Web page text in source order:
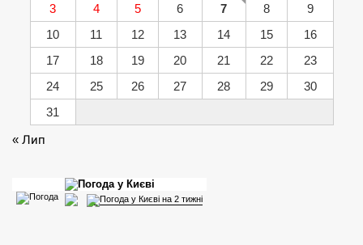
3
4 5 6 7 8
9
10
11 12 13 14 15
16
17
18 19 20 21 22
23
24
25 26 27 28 29
30
31
« Лип